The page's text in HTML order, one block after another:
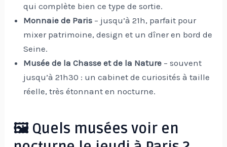
qui complète bien ce type de sortie.
Monnaie de Paris – jusqu’à 21h, parfait pour
mixer patrimoine, design et un dîner en bord de
Seine.
Musée de la Chasse et de la Nature – souvent
jusqu’à 21h30 : un cabinet de curiosités à taille
réelle, très étonnant en nocturne.
🖼 Quels musées voir en